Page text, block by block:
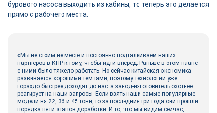
бурового насоса выходить из кабины, то теперь это делается
прямо с рабочего места.
«Мы не стоим не месте и постоянно подталкиваем наших
партнёров в КНР к тому, чтобы идти вперёд. Раньше в этом плане
с ними было тяжело работать. Но сейчас китайская экономика
развивается хорошими темпами, поэтому технологии уже
гораздо быстрее доходят до нас, а завод-­изготовитель охотнее
реагирует на наши запросы. Если взять наши самые популярные
модели на 22, 36 и 45 тонн, то за последние три года они прошли
порядка пяти этапов доработки. И то, что мы видим сейчас, —